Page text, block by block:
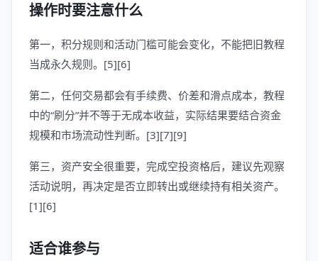
操作时要注意什么
第一，积分规则和活动门槛可能会变化，不能把旧教程
当成永久规则。[5][6]
第二，任何交易都会有手续费、价差和滑点成本，教程
中的“刷分”并不等于无成本收益，实际结果要结合资金
规模和市场流动性判断。[3][7][9]
第三，资产安全很重要，完成空投资格后，建议先观察
活动说明，再决定是否立即转出或继续持有相关资产。
[1][6]
适合谁参与